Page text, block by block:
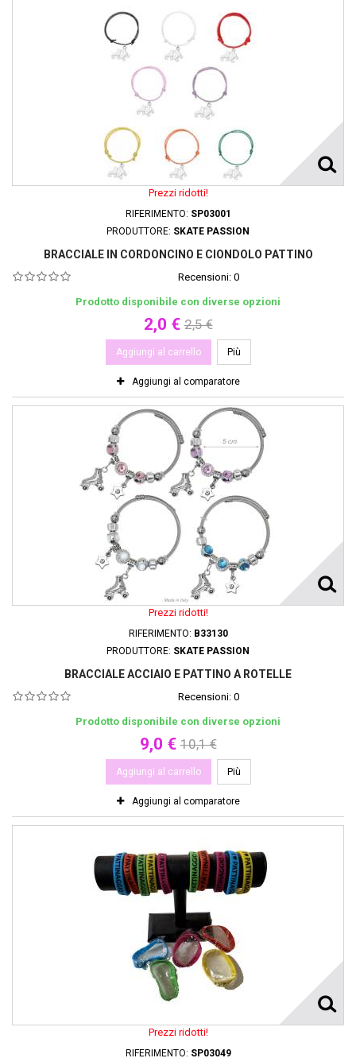
Prezzi ridotti!
RIFERIMENTO: SP03001
PRODUTTORE: SKATE PASSION
BRACCIALE IN CORDONCINO E CIONDOLO PATTINO
Recensioni: 0
Prodotto disponibile con diverse opzioni
2,0 € 2,5 €
Aggiungi al carrello Più
Aggiungi al comparatore
Prezzi ridotti!
RIFERIMENTO: B33130
PRODUTTORE: SKATE PASSION
BRACCIALE ACCIAIO E PATTINO A ROTELLE
Recensioni: 0
Prodotto disponibile con diverse opzioni
9,0 € 10,1 €
Aggiungi al carrello Più
Aggiungi al comparatore
Prezzi ridotti!
RIFERIMENTO: SP03049